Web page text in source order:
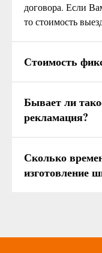
договора. Если
то стоимость
Стоимость
Бывает ли
рекламация?
Сколько
изготовление